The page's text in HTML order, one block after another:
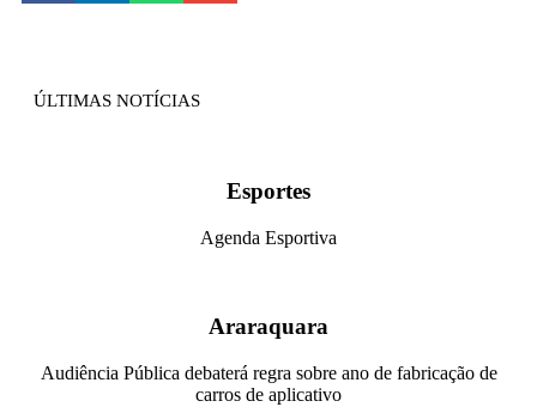
ÚLTIMAS NOTÍCIAS
Esportes
Agenda Esportiva
Araraquara
Audiência Pública debaterá regra sobre ano de fabricação de
carros de aplicativo